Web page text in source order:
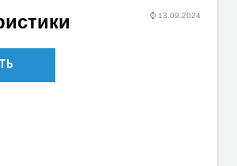
⌚ 13.09.2024